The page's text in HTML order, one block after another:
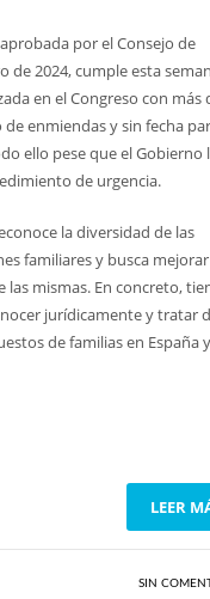
por el Consejo de
de 2024, cumple esta
en el Congreso con más
enmiendas y sin fecha
ello pese que el Gobierno
de urgencia.
la diversidad de las
familiares y busca
las mismas. En concreto,
jurídicamente y tratar
de familias en España
LEER
SIN